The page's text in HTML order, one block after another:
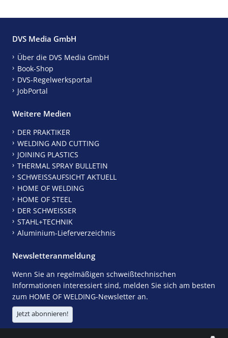
DVS Media GmbH
Über die DVS Media GmbH
Book-Shop
DVS-Regelwerksportal
JobPortal
Weitere Medien
DER PRAKTIKER
WELDING AND CUTTING
JOINING PLASTICS
THERMAL SPRAY BULLETIN
SCHWEISSAUFSICHT AKTUELL
HOME OF WELDING
HOME OF STEEL
DER SCHWEISSER
STAHL+TECHNIK
Aluminium-Lieferverzeichnis
Newsletteranmeldung
Wenn Sie an regelmäßigen schweißtechnischen
Informationen interessiert sind, melden Sie sich am besten
zum HOME OF WELDING-Newsletter an.
Jetzt abonnieren!